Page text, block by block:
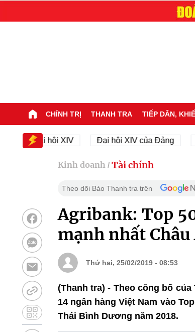
CHÍNH TRỊ THANH TRA TIẾP DÂN,
Đại hội XIV Đại hội XIV của Đảng 23/
Kinh doanh / Tài chính
Theo dõi Báo Thanh tra trên
Agribank: Top
mạnh nhất
Thứ hai, 25/02/2019 - 08:53
(Thanh tra) - Theo công bố
14 ngân hàng Việt Nam vào
Thái Bình Dương năm 2018.